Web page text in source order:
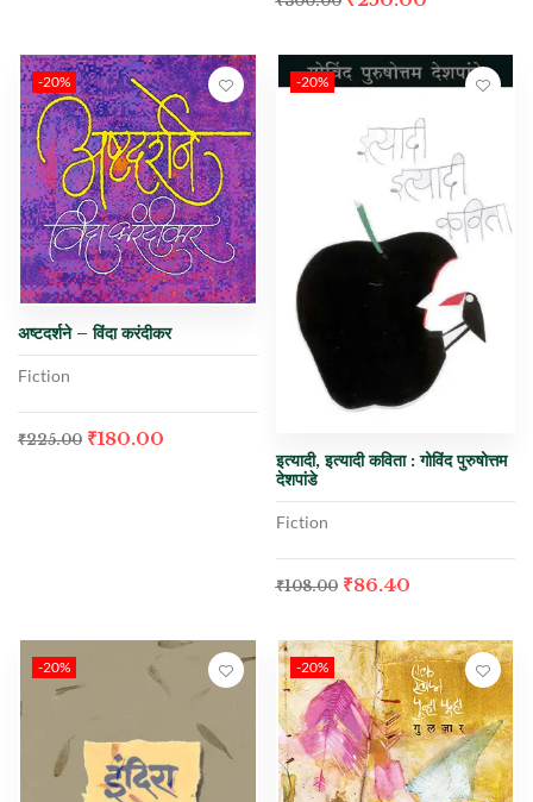
-20%
अष्टदर्शने – विंदा करंदीकर
Fiction
₹225.00 ₹180.00
-20%
इत्यादी, इत्यादी कविता : गोविंद पुरुषोत्तम
देशपांडे
Fiction
₹108.00 ₹86.40
-20% -20%